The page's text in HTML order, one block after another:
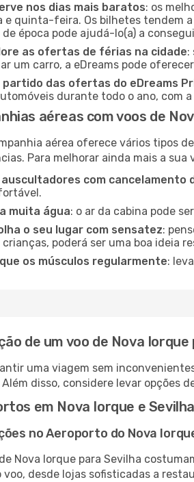
nos dias mais baratos: os
e quinta-feira. Os bilhetes tendem a
época pode ajudá-lo(a) a
as ofertas de férias na cidade:
um carro, a eDreams pode
partido das ofertas do eDreams
durante todo o ano, com
aéreas com voos de
aérea oferece vários tipos
Para melhorar ainda mais a
auscultadores com cancelamento
muita água: o ar da cabina pode
o seu lugar com sensatez:
crianças, poderá ser uma boa ideia
os músculos regularmente:
de um voo de Nova Iorque
uma viagem sem
Além disso, considere levar opções
em Nova Iorque e Sevilha
no Aeroporto do Nova
Nova Iorque para Sevilha
voo, desde lojas sofisticadas a